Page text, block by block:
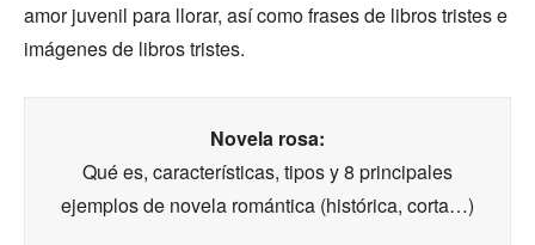
amor juvenil para llorar, así como frases de libros tristes e
imágenes de libros tristes.
Novela rosa:
Qué es, características, tipos y 8 principales
ejemplos de novela romántica (histórica, corta…)